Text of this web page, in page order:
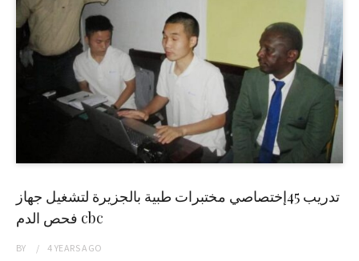
تدريب 45إختصاصي مختبرات طبية بالجزيرة لتشغيل جهاز
فحص الدم cbc
BY 4 YEARSAGO